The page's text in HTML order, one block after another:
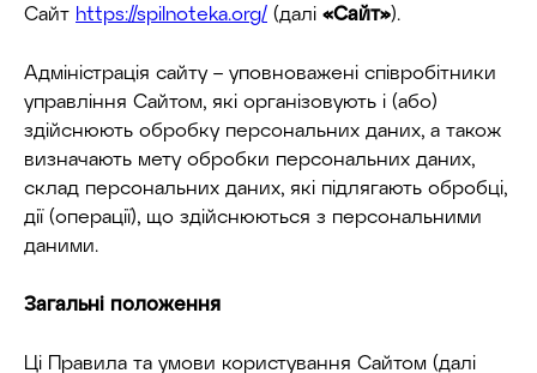
Сайт https://spilnoteka.org/ (далі «Сайт»).
Адміністрація сайту – уповноважені співробітники
управління Сайтом, які організовують і (або)
здійснюють обробку персональних даних, а також
визначають мету обробки персональних даних,
склад персональних даних, які підлягають обробці,
дії (операції), що здійснюються з персональними
даними.
Загальні положення
Ці Правила та умови користування Сайтом (далі